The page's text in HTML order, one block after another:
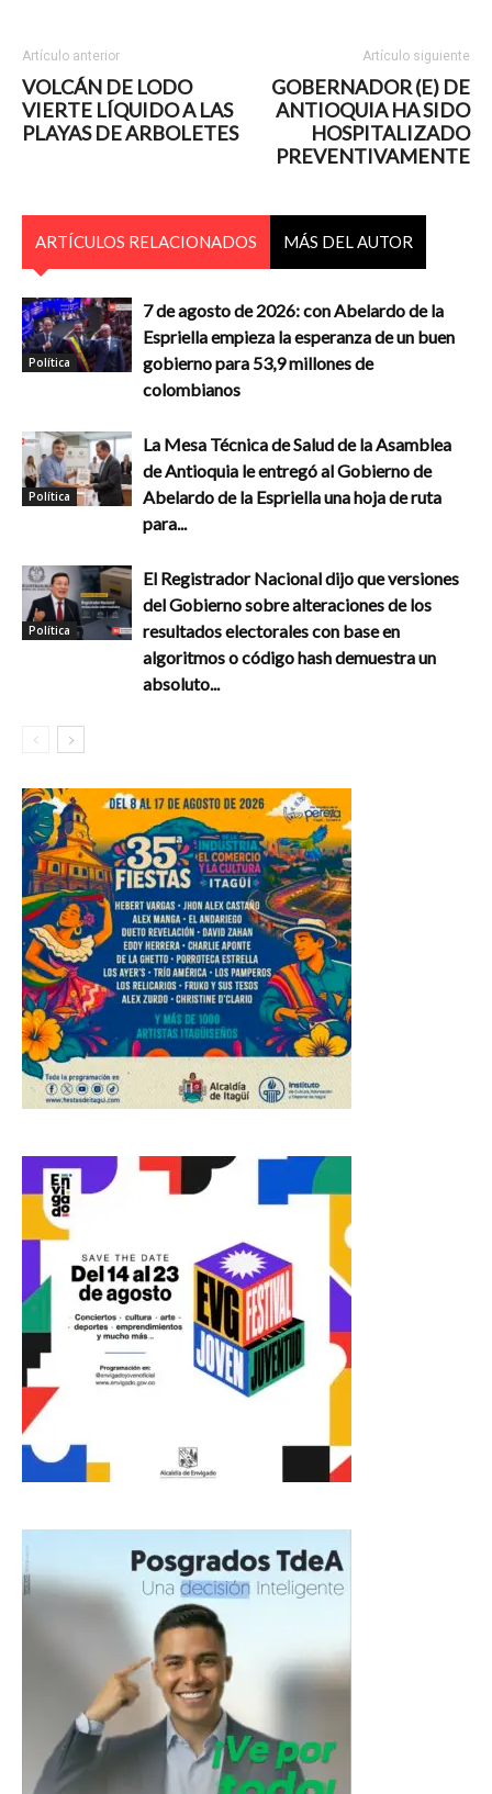
Artículo anterior
VOLCÁN DE LODO
VIERTE LÍQUIDO A LAS
PLAYAS DE ARBOLETES
Artículo siguiente
GOBERNADOR (E) DE
ANTIOQUIA HA SIDO
HOSPITALIZADO
PREVENTIVAMENTE
ARTÍCULOS RELACIONADOS MÁS DEL AUTOR
Política
7 de agosto de 2026: con Abelardo de la
Espriella empieza la esperanza de un buen
gobierno para 53,9 millones de
colombianos
Política
La Mesa Técnica de Salud de la Asamblea
de Antioquia le entregó al Gobierno de
Abelardo de la Espriella una hoja de ruta
para...
Política
El Registrador Nacional dijo que versiones
del Gobierno sobre alteraciones de los
resultados electorales con base en
algoritmos o código hash demuestra un
absoluto...